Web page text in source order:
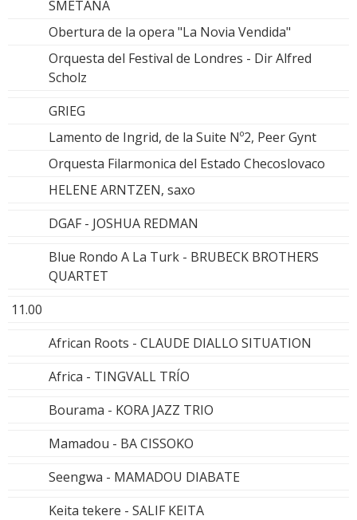
SMETANA
Obertura de la opera "La Novia Vendida"
Orquesta del Festival de Londres - Dir Alfred
Scholz
GRIEG
Lamento de Ingrid, de la Suite Nº2, Peer Gynt
Orquesta Filarmonica del Estado Checoslovaco
HELENE ARNTZEN, saxo
DGAF - JOSHUA REDMAN
Blue Rondo A La Turk - BRUBECK BROTHERS
QUARTET
11.00
African Roots - CLAUDE DIALLO SITUATION
Africa - TINGVALL TRÍO
Bourama - KORA JAZZ TRIO
Mamadou - BA CISSOKO
Seengwa - MAMADOU DIABATE
Keita tekere - SALIF KEITA